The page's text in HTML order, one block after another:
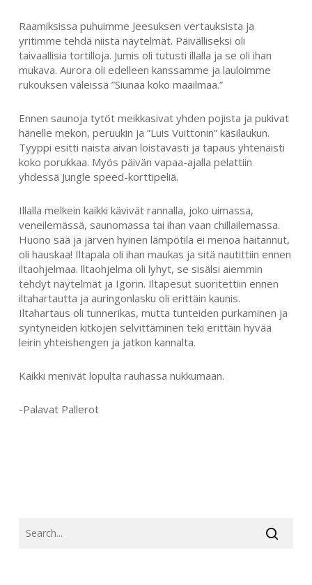
Raamiksissa puhuimme Jeesuksen vertauksista ja
yritimme tehdä niistä näytelmät. Päivälliseksi oli
taivaallisia tortilloja. Jumis oli tutusti illalla ja se oli ihan
mukava. Aurora oli edelleen kanssamme ja lauloimme
rukouksen väleissä ”Siunaa koko maailmaa.”
Ennen saunoja tytöt meikkasivat yhden pojista ja pukivat
hänelle mekon, peruukin ja ”Luis Vuittonin” käsilaukun.
Tyyppi esitti naista aivan loistavasti ja tapaus yhtenäisti
koko porukkaa. Myös päivän vapaa-ajalla pelattiin
yhdessä Jungle speed-korttipeliä.
Illalla melkein kaikki kävivät rannalla, joko uimassa,
veneilemässä, saunomassa tai ihan vaan chillailemassa.
Huono sää ja järven hyinen lämpötila ei menoa haitannut,
oli hauskaa! Iltapala oli ihan maukas ja sitä nautittiin ennen
iltaohjelmaa. lltaohjelma oli lyhyt, se sisälsi aiemmin
tehdyt näytelmät ja Igorin. Iltapesut suoritettiin ennen
iltahartautta ja auringonlasku oli erittäin kaunis.
Iltahartaus oli tunnerikas, mutta tunteiden purkaminen ja
syntyneiden kitkojen selvittäminen teki erittäin hyvää
leirin yhteishengen ja jatkon kannalta.
Kaikki menivät lopulta rauhassa nukkumaan.
-Palavat Pallerot